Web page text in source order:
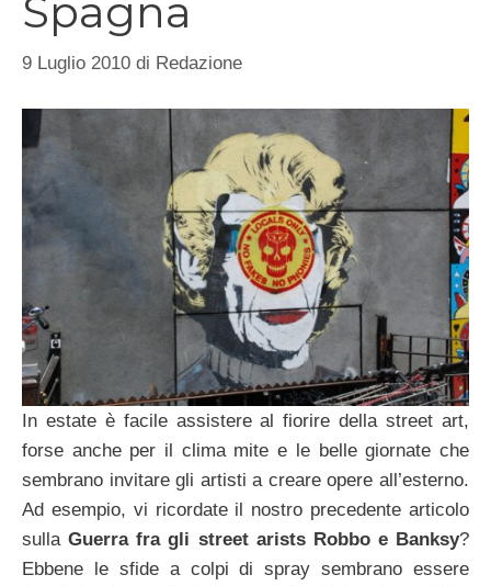
Spagna
9 Luglio 2010 di Redazione
In estate è facile assistere al fiorire della street art,
forse anche per il clima mite e le belle giornate che
sembrano invitare gli artisti a creare opere all’esterno.
Ad esempio, vi ricordate il nostro precedente articolo
sullaGuerra fra gli street arists Robbo e Banksy?
Ebbene le sfide a colpi di spray sembrano essere